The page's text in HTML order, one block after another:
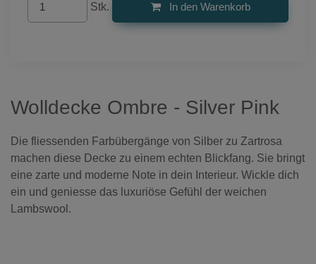
Stk. In den Warenkorb
Wolldecke Ombre - Silver Pink
Die fliessenden Farbübergänge von Silber zu Zartrosa
machen diese Decke zu einem echten Blickfang. Sie bringt
eine zarte und moderne Note in dein Interieur. Wickle dich
ein und geniesse das luxuriöse Gefühl der weichen
Lambswool.